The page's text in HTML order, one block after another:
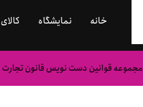
خانه نمایشگاه
مجموعه قوانین دست نویس قانون تجارت